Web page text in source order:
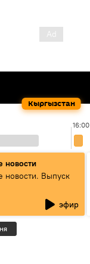
Кыргызстан
16:00
новости
новости. Выпуск
эфир